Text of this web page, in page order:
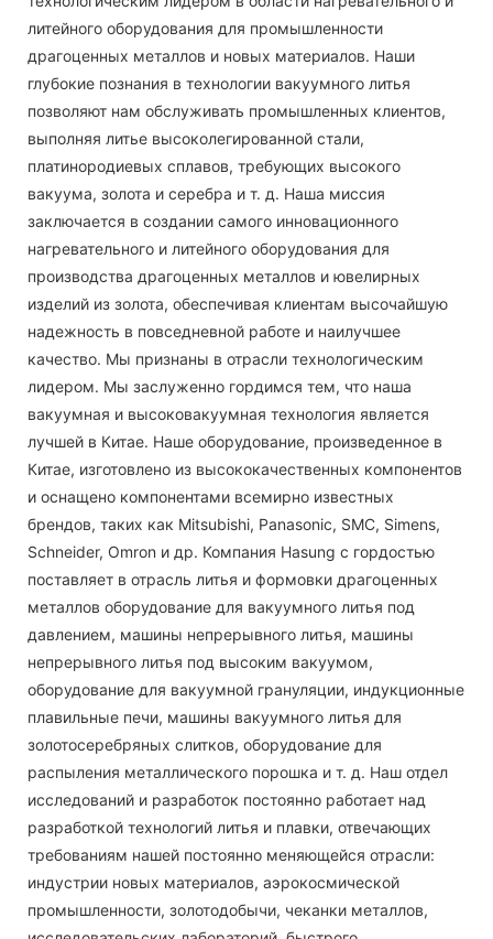
литейного оборудования для промышленности
драгоценных металлов и новых материалов. Наши
глубокие познания в технологии вакуумного литья
позволяют нам обслуживать промышленных клиентов,
выполняя литье высоколегированной стали,
платинородиевых сплавов, требующих высокого
вакуума, золота и серебра и т. д. Наша миссия
заключается в создании самого инновационного
нагревательного и литейного оборудования для
производства драгоценных металлов и ювелирных
изделий из золота, обеспечивая клиентам высочайшую
надежность в повседневной работе и наилучшее
качество. Мы признаны в отрасли технологическим
лидером. Мы заслуженно гордимся тем, что наша
вакуумная и высоковакуумная технология является
лучшей в Китае. Наше оборудование, произведенное в
Китае, изготовлено из высококачественных компонентов
и оснащено компонентами всемирно известных
брендов, таких как Mitsubishi, Panasonic, SMC, Simens,
Schneider, Omron и др. Компания Hasung с гордостью
поставляет в отрасль литья и формовки драгоценных
металлов оборудование для вакуумного литья под
давлением, машины непрерывного литья, машины
непрерывного литья под высоким вакуумом,
оборудование для вакуумной грануляции, индукционные
плавильные печи, машины вакуумного литья для
золотосеребряных слитков, оборудование для
распыления металлического порошка и т. д. Наш отдел
исследований и разработок постоянно работает над
разработкой технологий литья и плавки, отвечающих
требованиям нашей постоянно меняющейся отрасли:
индустрии новых материалов, аэрокосмической
промышленности, золотодобычи, чеканки металлов,